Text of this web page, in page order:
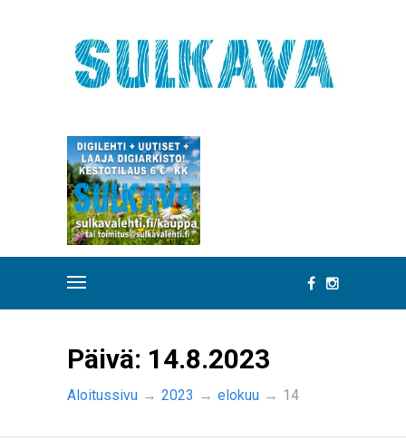
Päivä: 14.8.2023
Aloitussivu → 2023 → elokuu → 14